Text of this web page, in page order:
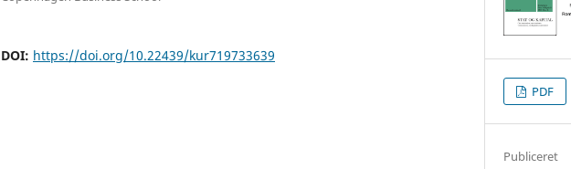
DOI: https://doi.org/10.22439/kur719733639
PDF
Publiceret